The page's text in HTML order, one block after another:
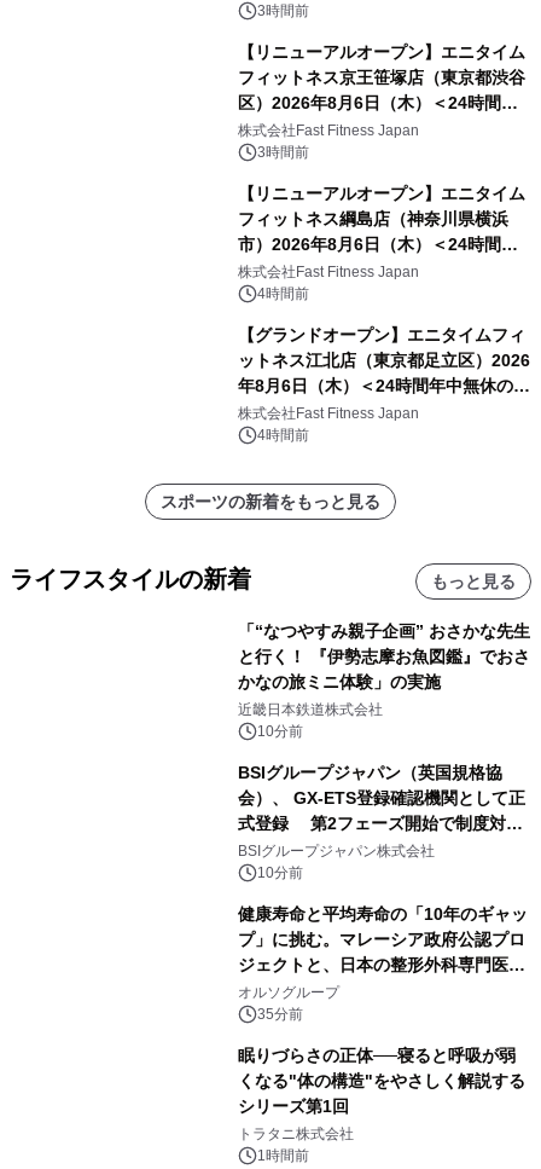
3時間前
【リニューアルオープン】エニタイム
フィットネス京王笹塚店（東京都渋谷
区）2026年8月6日（木）＜24時間年
中無休のフィットネスジム＞
株式会社Fast Fitness Japan
3時間前
【リニューアルオープン】エニタイム
フィットネス綱島店（神奈川県横浜
市）2026年8月6日（木）＜24時間年
中無休のフィットネスジム＞
株式会社Fast Fitness Japan
4時間前
【グランドオープン】エニタイムフィ
ットネス江北店（東京都足立区）2026
年8月6日（木）＜24時間年中無休のフ
ィットネスジム＞
株式会社Fast Fitness Japan
4時間前
スポーツの新着をもっと見る
ライフスタイルの新着 もっと見る
「“なつやすみ親子企画” おさかな先生
と行く！ 『伊勢志摩お魚図鑑』でおさ
かなの旅ミニ体験」の実施
近畿日本鉄道株式会社
10分前
BSIグループジャパン（英国規格協
会）、 GX-ETS登録確認機関として正
式登録 第2フェーズ開始で制度対応
が義務化、 企業の対応はどう変わるの
か？ 法的拘束力をもつGX-ETSの実
動画を公開中
BSIグループジャパン株式会社
10分前
健康寿命と平均寿命の「10年のギャッ
プ」に挑む。マレーシア政府公認プロ
ジェクトと、日本の整形外科専門医が
サステナブルな「エシカル・ツバメの
巣」の共同臨床検証を開始
オルソグループ
35分前
眠りづらさの正体──寝ると呼吸が弱
くなる"体の構造"をやさしく解説する
シリーズ第1回
トラタニ株式会社
1時間前